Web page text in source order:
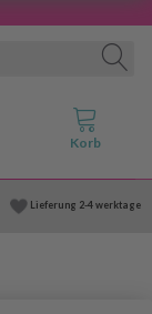
Lieferung 2-4 werktage